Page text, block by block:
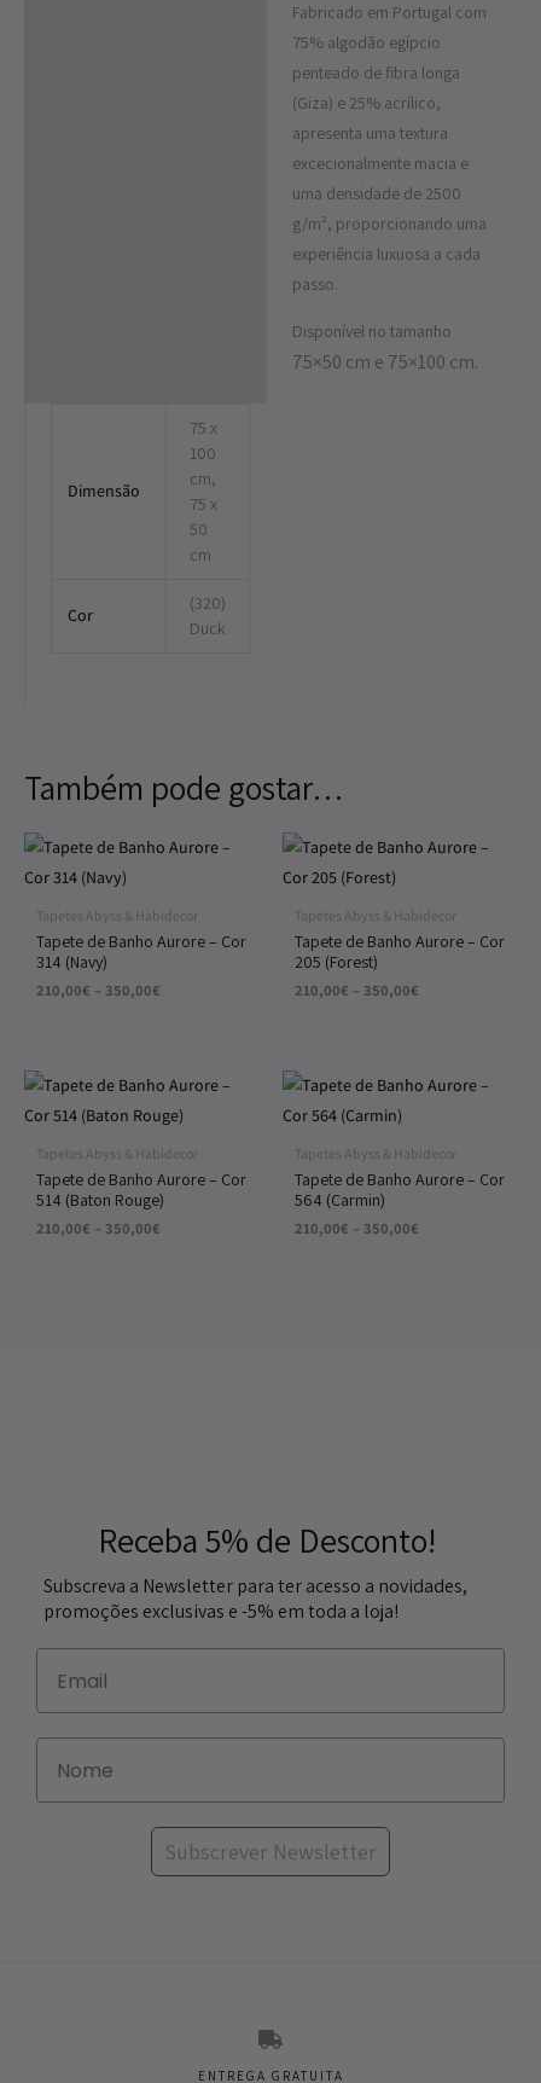
Fabricado em Portugal com
75% algodão egípcio
penteado de fibra longa
(Giza) e 25% acrílico,
apresenta uma textura
excecionalmente macia e
uma densidade de 2500
g/m², proporcionando uma
experiência luxuosa a cada
passo.
Disponível no tamanho
75×50 cm e 75×100 cm.
Dimensão
75 x
100
cm,
75 x
50
cm
Cor
(320)
Duck
Também pode gostar…
Tapetes Abyss & Habidecor
Tapete de Banho Aurore – Cor
314 (Navy)
210,00€ – 350,00€
Price
range:
350,00€
Tapetes Abyss & Habidecor
Tapete de Banho Aurore – Cor
205 (Forest)
210,00€ – 350,00€
Price
range:
350,00€
Tapetes Abyss & Habidecor
Tapete de Banho Aurore – Cor
514 (Baton Rouge)
210,00€ – 350,00€
Price
range:
210,00€
350,00€
Tapetes Abyss & Habidecor
Tapete de Banho Aurore – Cor
564 (Carmin)
210,00€ – 350,00€
Price
range:
350,00€
Receba 5% de Desconto!
Subscreva a Newsletter para ter acesso a novidades,
promoções exclusivas e -5% em toda a loja!
Subscrever Newsletter
ENTREGA GRATUITA